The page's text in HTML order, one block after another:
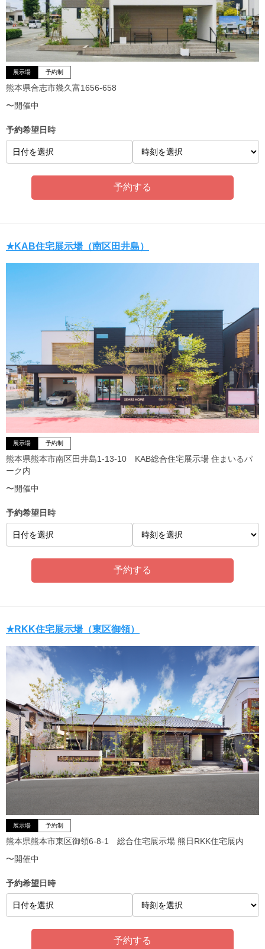
展示場 予約制
熊本県合志市幾久富1656-658
〜開催中
予約希望日時
日付を選択
★KAB住宅展示場（南区田井島）
展示場 予約制
熊本県熊本市南区田井島1-13-10 KAB総合住宅展示場 住まいるパ
ーク内
〜開催中
予約希望日時
日付を選択
★RKK住宅展示場（東区御領）
展示場 予約制
熊本県熊本市東区御領6-8-1 総合住宅展示場 熊日RKK住宅展内
〜開催中
予約希望日時
日付を選択